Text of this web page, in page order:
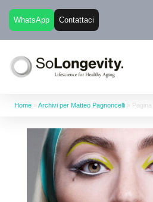
WhatsApp Contattaci
Home » Archivi per Matteo Pagnoncelli » Pagina